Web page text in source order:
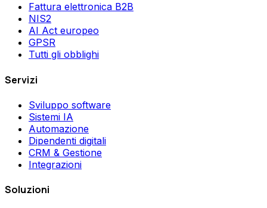
Fattura elettronica B2B
NIS2
AI Act europeo
GPSR
Tutti gli obblighi
Servizi
Sviluppo software
Sistemi IA
Automazione
Dipendenti digitali
CRM & Gestione
Integrazioni
Soluzioni